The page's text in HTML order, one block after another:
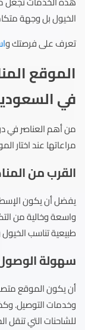
الخيول بل وجهة
تعرف على فرصتك و
الموقع
في
من أهم العناصر في
مراعاتها عند اختار
القرب من
يفضل أن يكون
واسعة وخالية من
طبيعية تناسب
سهولة
أن يكون الموقع
وخدمات التوصيل.
للشاحنات التي تنقل